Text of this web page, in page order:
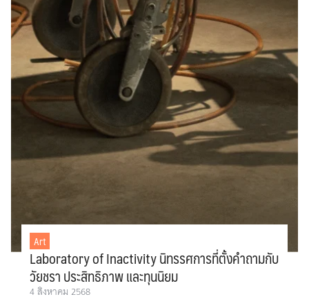
Art
Laboratory of Inactivity นิทรรศการที่ตั้งคำถามกับ
วัยชรา ประสิทธิภาพ และทุนนิยม
4 สิงหาคม 2568